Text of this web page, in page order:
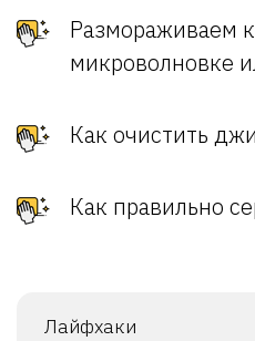
Размораживаем
микроволновке
Как очистить
Как правильно
Лайфхаки